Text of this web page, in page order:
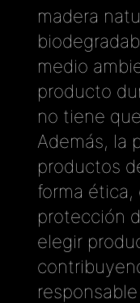
madera
medio
producto
no tiene
Además, la
productos
forma ética,
protección
elegir